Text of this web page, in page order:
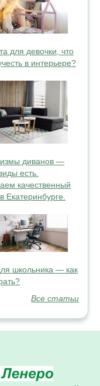
для девочки, что
в интерьере?
диванов —
есть.
качественный
Екатеринбурге.
школьника — как
Все статьи